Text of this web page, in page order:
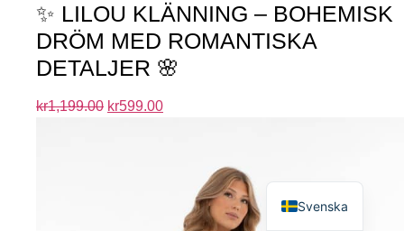
✨ LILOU KLÄNNING – BOHEMISK
DRÖM MED ROMANTISKA
DETALJER 🌸
kr1,199.00 kr599.00
Svenska